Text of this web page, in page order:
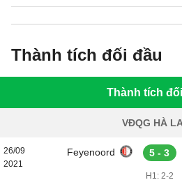
Thành tích đối đầu
Thành tích
VĐQG HÀ
26/09
2021
Feyenoord 5 - 3
H1: 2-2